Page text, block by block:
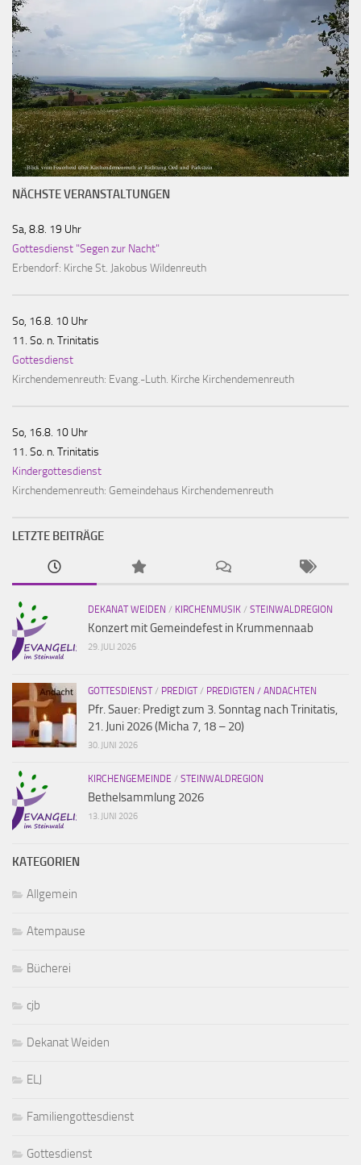
Blick vom Feuerherd über Kirchendemenreuth in Richtung Oed und Parkstein
NÄCHSTE VERANSTALTUNGEN
Sa, 8.8. 19 Uhr
Gottesdienst "Segen zur Nacht"
Erbendorf: Kirche St. Jakobus Wildenreuth
So, 16.8. 10 Uhr
11. So. n. Trinitatis
Gottesdienst
Kirchendemenreuth: Evang.-Luth. Kirche Kirchendemenreuth
So, 16.8. 10 Uhr
11. So. n. Trinitatis
Kindergottesdienst
Kirchendemenreuth: Gemeindehaus Kirchendemenreuth
LETZTE BEITRÄGE
DEKANAT WEIDEN / KIRCHENMUSIK / STEINWALDREGION
Konzert mit Gemeindefest in Krummennaab
29. JULI 2026
GOTTESDIENST/ PREDIGT/ PREDIGTEN / ANDACHTEN
Pfr. Sauer: Predigt zum 3. Sonntag nach Trinitatis,
21. Juni 2026 (Micha 7, 18 – 20)
30. JUNI 2026
KIRCHENGEMEINDE / STEINWALDREGION
Bethelsammlung 2026
13. JUNI 2026
KATEGORIEN
Allgemein
Atempause
Bücherei
cjb
Dekanat Weiden
ELJ
Familiengottesdienst
Gottesdienst